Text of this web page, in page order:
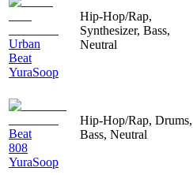
Urban
Beat
YuraSoop
Hip-Hop/Rap,
Synthesizer, Bass,
Neutral
Beat
808
YuraSoop
Hip-Hop/Rap, Drums,
Bass, Neutral